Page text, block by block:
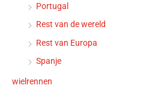
Portugal
Rest van de wereld
Rest van Europa
Spanje
wielrennen